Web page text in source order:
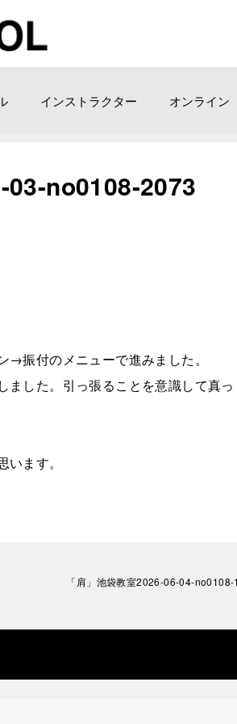
インストラクター オンライン
03-no0108-2073
付のメニューで進みました。
ました。引っ張ることを意識して真っ
ます。
「肩」池袋教室2026-06-04-